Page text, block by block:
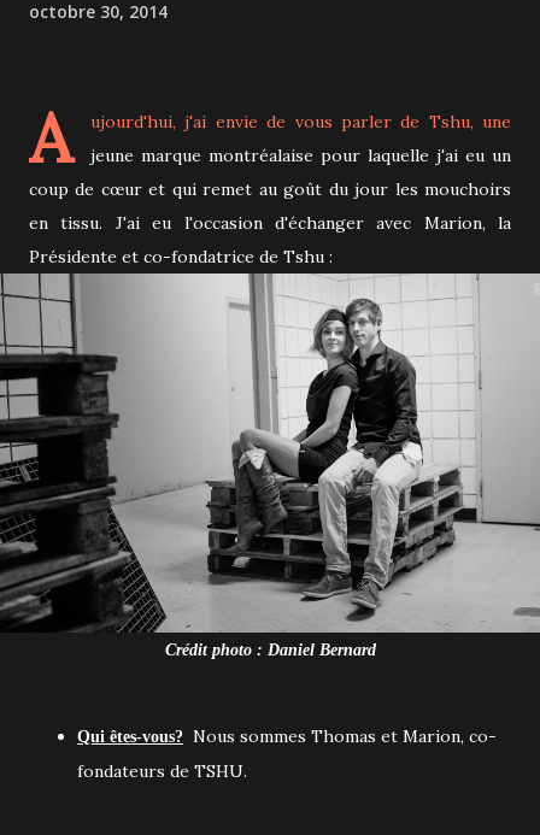
octobre 30, 2014
A ujourd'hui, j'ai envie de vous parler de Tshu, une
jeune marque montréalaise pour laquelle j'ai eu un
coup de cœur et qui remet au goût du jour les mouchoirs
en tissu. J'ai eu l'occasion d'échanger avec Marion, la
Présidente et co-fondatrice de Tshu :
Crédit photo : Daniel Bernard
Qui êtes-vous? Nous sommes Thomas et Marion, co-
fondateurs de TSHU.